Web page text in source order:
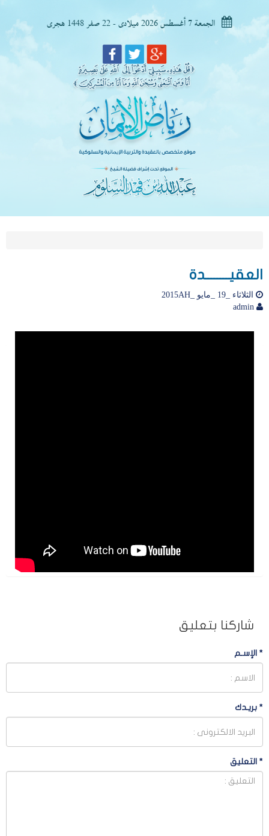
الجمعة 7 أغسطس 2026 ميلادى - 22 صفر 1448 هجرى
العقيــــــــدة
الثلاثاء _19 _مايو _2015AH
شاركنا بتعليق
* الإسـم
* بريـدك
* التعليق